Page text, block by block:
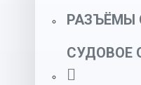
РАЗЪЁМЫ
СУДОВОЕ